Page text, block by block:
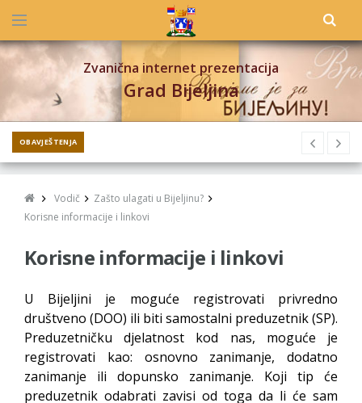
Zvanična internet prezentacija
Grad Bijeljina
OBAVJEŠTENJA
Vodič
Zašto ulagati u Bijeljinu?
Korisne informacije i linkovi
Korisne informacije i linkovi
U Bijeljini je moguće registrovati privredno
društveno (DOO) ili biti samostalni preduzetnik (SP).
Preduzetničku djelatnost kod nas, moguće je
registrovati kao: osnovno zanimanje, dodatno
zanimanje ili dopunsko zanimanje. Koji tip će
preduzetnik odabrati zavisi od toga da li će sam